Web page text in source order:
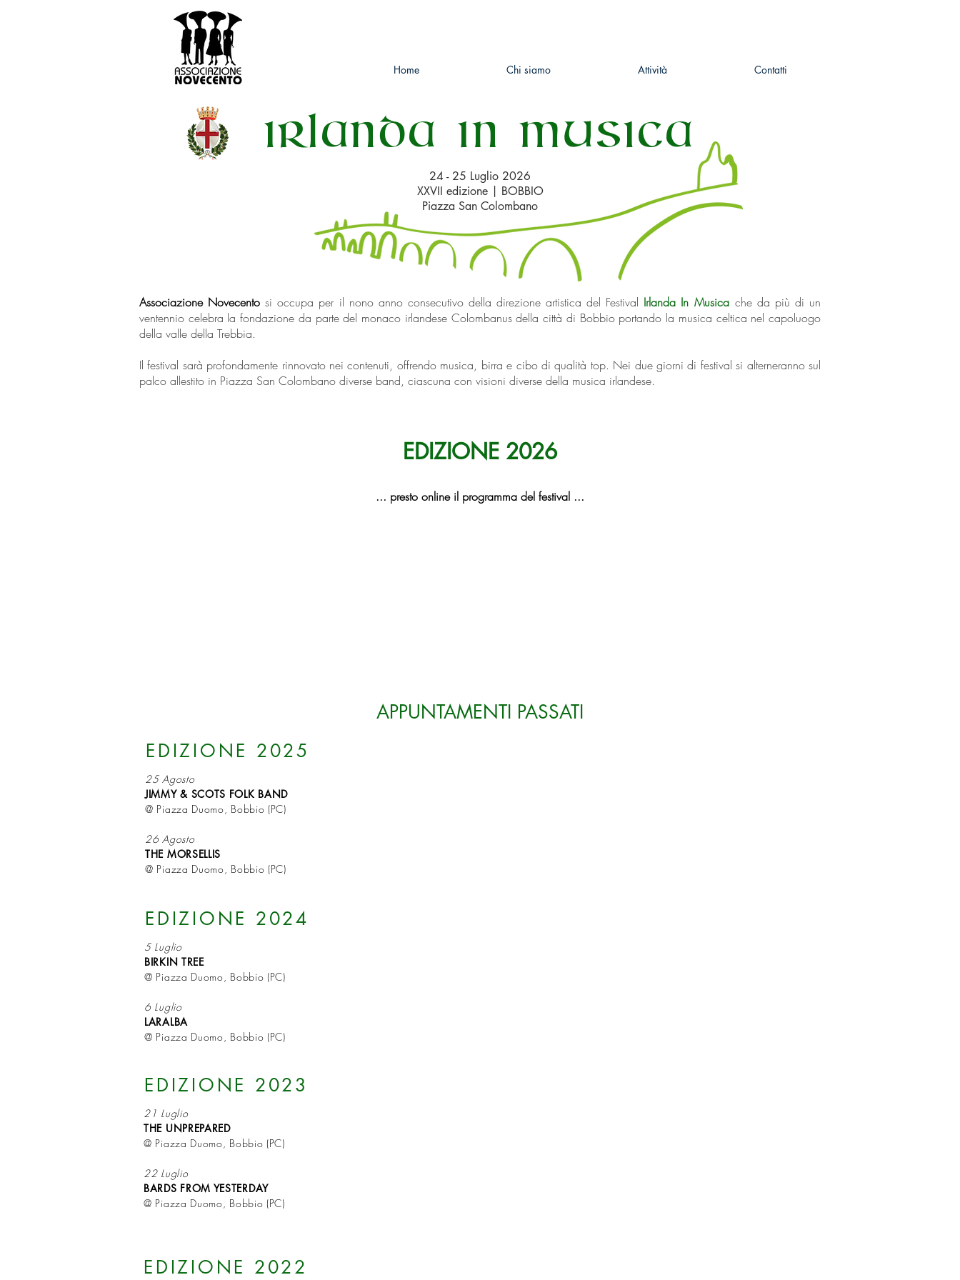
Home Chi siamo Attività Contatti
IRLANDA IN MUSICA
24 - 25 Luglio 2026
XXVII edizione | BOBBIO
Piazza San Colombano
Associazione Novecento si occupa per il nono anno consecutivo della direzione artistica del Festival Irlanda In Musica che da più di un
ventennio celebra la fondazione da parte del monaco irlandese Colombanus della città di Bobbio portando la musica celtica nel capoluogo
della valle della Trebbia.
Il festival sarà profondamente rinnovato nei contenuti, offrendo musica, birra e cibo di qualità top. Nei due giorni di festival si alterneranno sul
palco allestito in Piazza San Colombano diverse band, ciascuna con visioni diverse della musica irlandese.
EDIZIONE 2026
... presto online il programma del festival ...
APPUNTAMENTI PASSATI
EDIZIONE 2025
25 Agosto
JIMMY & SCOTS FOLK BAND
@ Piazza Duomo, Bobbio (PC)
26 Agosto
THE MORSELLIS
@ Piazza Duomo, Bobbio (PC)
EDIZIONE 2024
5 Luglio
BIRKIN TREE
@ Piazza Duomo, Bobbio (PC)
6 Luglio
LARALBA
@ Piazza Duomo, Bobbio (PC)
EDIZIONE 2023
21 Luglio
THE UNPREPARED
@ Piazza Duomo, Bobbio (PC)
22 Luglio
BARDS FROM YESTERDAY
@ Piazza Duomo, Bobbio (PC)
EDIZIONE 2022